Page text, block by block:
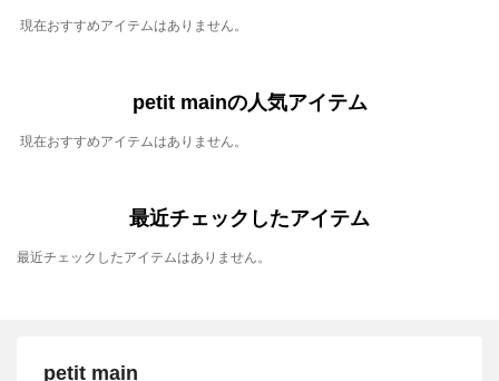
現在おすすめアイテムはありません。
petit mainの人気アイテム
現在おすすめアイテムはありません。
最近チェックしたアイテム
最近チェックしたアイテムはありません。
petit main